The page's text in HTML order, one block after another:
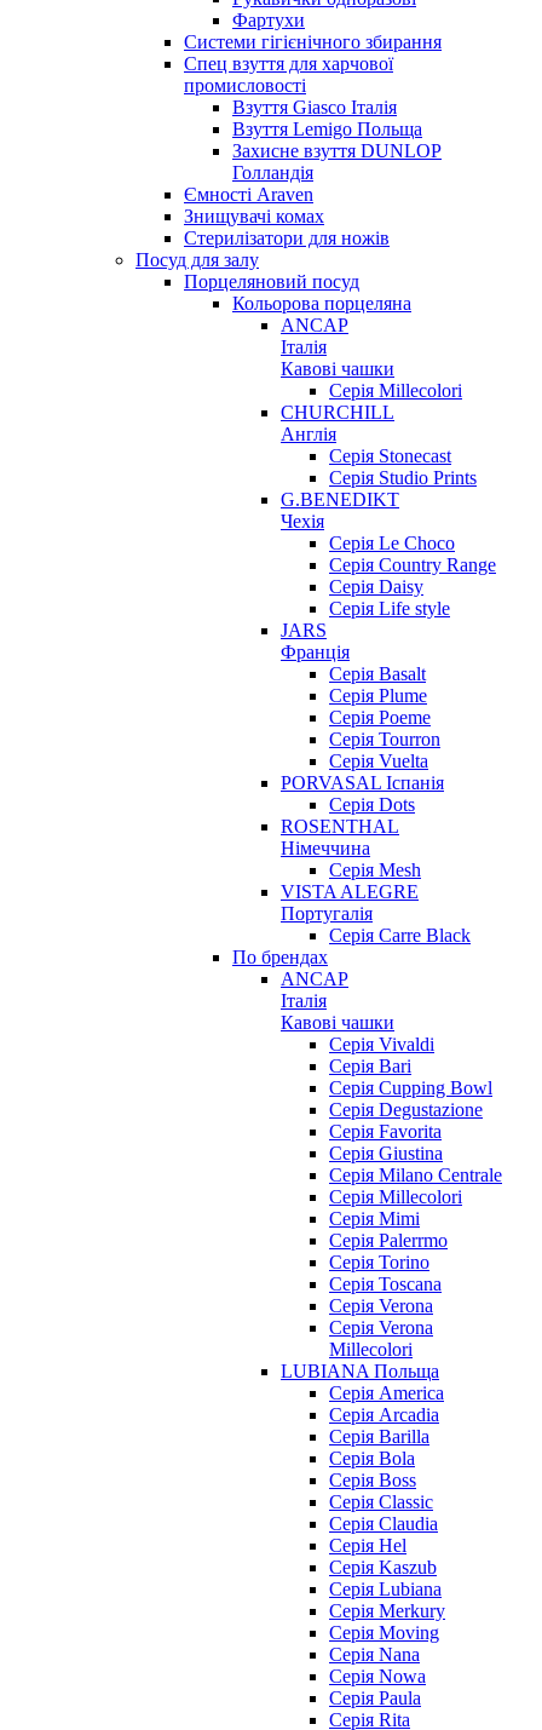
Фартухи
Системи гігієнічного збирання
Спец взуття для харчової
промисловості
Взуття Giasco Італія
Взуття Lemigo Польща
Захисне взуття DUNLOP
Голландія
Ємності Araven
Знищувачі комах
Стерилізатори для ножів
Посуд для залу
Порцеляновий посуд
Кольорова порцеляна
ANCAP
Італія
Кавові чашки
Серія Millecolori
CHURCHILL
Англія
Серія Stonecast
Серія Studio Prints
G.BENEDIKT
Чехія
Cерія Le Choco
Серія Country Range
Серія Daisy
Серія Life style
JARS
Франція
Серія Basalt
Серія Plume
Серія Poeme
Серія Tourron
Серія Vuelta
PORVASAL Іспанія
Серія Dots
ROSENTHAL
Німеччина
Серія Mesh
VISTA ALEGRE
Португалія
Серія Carre Black
По брендах
ANCAP
Італія
Кавові чашки
Cерія Vivaldi
Серія Bari
Серія Cupping Bowl
Серія Degustazione
Серія Favorita
Серія Giustina
Серія Milano Centrale
Серія Millecolori
Серія Mimi
Серія Palerrmo
Серія Torino
Серія Toscana
Серія Verona
Серія Verona
Millecolori
LUBIANA Польща
Серія America
Серія Arcadia
Серія Barilla
Серія Bola
Серія Boss
Серія Classic
Серія Claudia
Серія Hel
Серія Kaszub
Серія Lubiana
Серія Merkury
Серія Moving
Серія Nana
Серія Nowa
Серія Paula
Серія Rita